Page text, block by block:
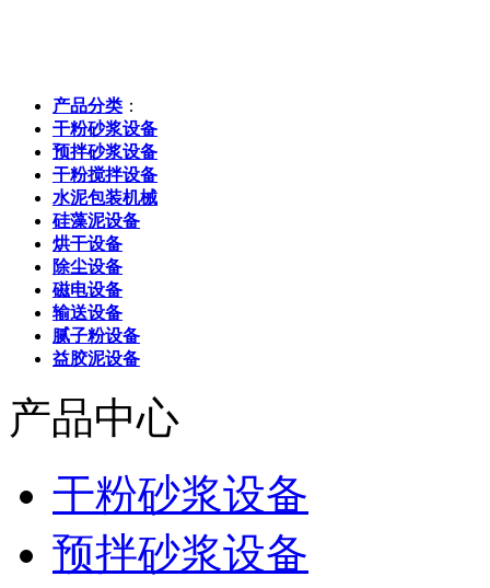
产品分类 ：
干粉砂浆设备
预拌砂浆设备
干粉搅拌设备
水泥包装机械
硅藻泥设备
烘干设备
除尘设备
磁电设备
输送设备
腻子粉设备
益胶泥设备
产品中心
干粉砂浆设备
预拌砂浆设备